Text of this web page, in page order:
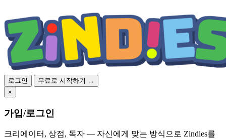
로그인
무료로 시작하기 →
×
가입/로그인
크리에이터, 상점, 독자 — 자신에게 맞는 방식으로 Zindies를